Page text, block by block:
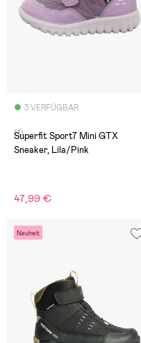
3 VERFÜGBAR
(1)
Superfit Sport7 Mini GTX
Sneaker, Lila/Pink
47,99 €
Neuheit